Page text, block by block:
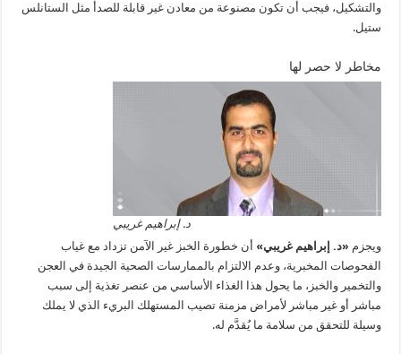
والتشكيل، فيجب أن تكون مصنوعة من معادن غير قابلة للصدأ مثل الستانلس
ستيل.
مخاطر لا حصر لها
د. إبراهيم غريبي
ويجزم «د. إبراهيم غريبي» أن خطورة الخبز غير الآمن تزداد مع غياب
الفحوصات المخبرية، وعدم الالتزام بالممارسات الصحية الجيدة في العجن
والتخمير والخبز، ما يحول هذا الغذاء الأساسي من عنصر تغذية إلى سبب
مباشر أو غير مباشر لأمراض مزمنة تصيب المستهلك البريء الذي لا يملك
وسيلة للتحقق من سلامة ما يُقدَّم له.